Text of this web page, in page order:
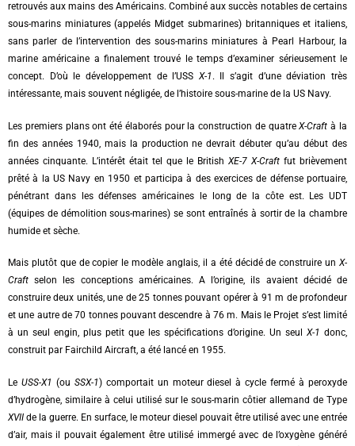
retrouvés aux mains des Américains. Combiné aux succès notables de certains
sous-marins miniatures (appelés Midget submarines) britanniques et italiens,
sans parler de l’intervention des sous-marins miniatures à Pearl Harbour, la
marine américaine a finalement trouvé le temps d’examiner sérieusement le
concept. D’où le développement de l’USS X-1 . Il s’agit d’une déviation très
intéressante, mais souvent négligée, de l’histoire sous-marine de la US Navy.
Les premiers plans ont été élaborés pour la construction de quatreX-Craft à la
fin des années 1940, mais la production ne devrait débuter qu’au début des
années cinquante. L’intérêt était tel que le British XE-7 X-Craft fut brièvement
prêté à la US Navy en 1950 et participa à des exercices de défense portuaire,
pénétrant dans les défenses américaines le long de la côte est. Les UDT
(équipes de démolition sous-marines) se sont entraînés à sortir de la chambre
humide et sèche.
Mais plutôt que de copier le modèle anglais, il a été décidé de construire un X-
Craft selon les conceptions américaines. A l’origine, ils avaient décidé de
construire deux unités, une de 25 tonnes pouvant opérer à 91 m de profondeur
et une autre de 70 tonnes pouvant descendre à 76 m. Mais le Projet s’est limité
à un seul engin, plus petit que les spécifications d’origine. Un seul X-1 donc,
construit par Fairchild Aircraft, a été lancé en 1955.
Le USS-X1 (ou SSX-1) comportait un moteur diesel à cycle fermé à peroxyde
d’hydrogène, similaire à celui utilisé sur le sous-marin côtier allemand de Type
XVII de la guerre. En surface, le moteur diesel pouvait être utilisé avec une entrée
d’air, mais il pouvait également être utilisé immergé avec de l’oxygène généré